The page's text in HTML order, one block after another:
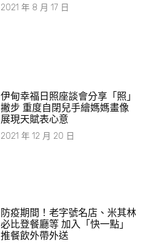
2021 年 8 月 17 日
伊甸幸福日照座談會分享「照」
撇步 重度自閉兒手繪媽媽畫像
展現天賦表心意
2021 年 12 月 20 日
防疫期間！老字號名店、米其林
必比登餐廳等 加入「快一點」
推餐飲外帶外送